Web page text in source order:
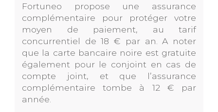
Fortuneo propose une assurance
complémentaire pour protéger votre
moyen de paiement, au tarif
concurrentiel de 18 € par an. A noter
que la carte bancaire noire est gratuite
également pour le conjoint en cas de
compte joint, et que l’assurance
complémentaire tombe à 12 € par
année.